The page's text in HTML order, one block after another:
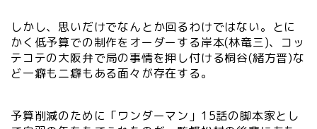
しかし、思いだけでなんとか回るわけではない。とに
かく低予算での制作をオーダーする岸本(林竜三)、コッ
テコテの大阪弁で局の事情を押し付ける桐谷(緒方晋)な
ど一癖も二癖もある面々が存在する。
予算削減のために「ワンダーマン」15話の脚本家とし